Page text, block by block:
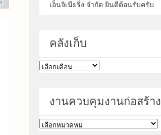
เอ็นจิเนียริ่ง จำกัด ยินดีต้อนรับครับ
คลังเก็บ
คลัง
งานควบคุมงานก่อสร้าง
งาน